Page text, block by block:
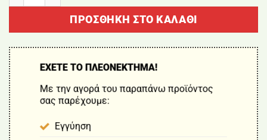
ΠΡΟΣΘΉΚΗ ΣΤΟ ΚΑΛΆΘΙ
ΕΧΕΤΕ ΤΟ ΠΛΕΟΝΕΚΤΗΜΑ!
Με την αγορά του παραπάνω προϊόντος
σας παρέχουμε:
Εγγύηση